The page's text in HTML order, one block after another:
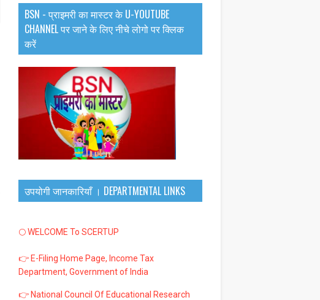
BSN - प्राइमरी का मास्टर के U-YOUTUBE
CHANNEL पर जाने के लिए नीचे लोगो पर क्लिक
करें
उपयोगी जानकारियाँ । DEPARTMENTAL LINKS
🌕 WELCOME To SCERTUP
👉 E-Filing Home Page, Income Tax
Department, Government of India
👉 National Council Of Educational Research